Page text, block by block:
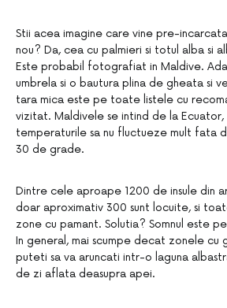
Stii acea imagine care vine pre-
nou? Da, cea cu palmieri si totul alba si
Este probabil fotografiat in Maldive.
umbrela si o bautura plina de gheata si
tara mica este pe toate listele cu
vizitat. Maldivele se intind de la
temperaturile sa nu fluctueze mult fata
30 de grade.
Dintre cele aproape 1200 de insule din
doar aproximativ 300 sunt locuite, si
zone cu pamant. Solutia? Somnul este
In general, mai scumpe decat zonele cu
puteti sa va aruncati intr-o laguna
de zi aflata deasupra apei.